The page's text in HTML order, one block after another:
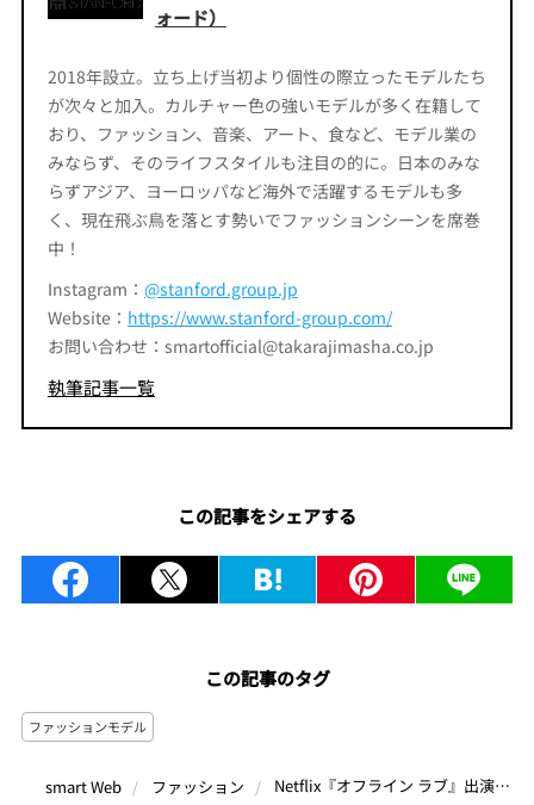
ォード）
2018年設立。立ち上げ当初より個性の際立ったモデルたち
が次々と加入。カルチャー色の強いモデルが多く在籍して
おり、ファッション、音楽、アート、食など、モデル業の
みならず、そのライフスタイルも注目の的に。日本のみな
らずアジア、ヨーロッパなど海外で活躍するモデルも多
く、現在飛ぶ鳥を落とす勢いでファッションシーンを席巻
中！
Instagram： @stanford.group.jp
Website： https://www.stanford-group.com/
お問い合わせ：smartofficial@takarajimasha.co.jp
執筆記事一覧
この記事をシェアする
この記事のタグ
ファッションモデル
smart Web ファッション Netflix『オフライン ラブ』出演の木谷生が地上波ドラマデビュー！サーフィン、カメラ、映画鑑賞…3つの“好きなもの”と素顔に迫る